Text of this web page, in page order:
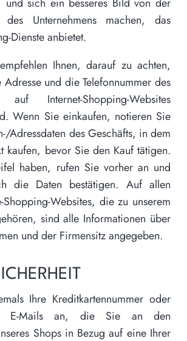
des Unternehmens machen, das
Dienste anbietet.
Ihnen, darauf zu achten,
und die Telefonnummer des
auf Internet-Shopping-Websites
Wenn Sie einkaufen, notieren Sie
Adressdaten des Geschäfts, in dem
kaufen, bevor Sie den Kauf tätigen.
haben, rufen Sie vorher an und
die Daten bestätigen. Auf allen
Shopping-Websites, die zu unserem
sind alle Informationen über
und der Firmensitz angegeben.
Ihre Kreditkartennummer oder
E-Mails an, die Sie an den
Shops in Bezug auf eine Ihrer